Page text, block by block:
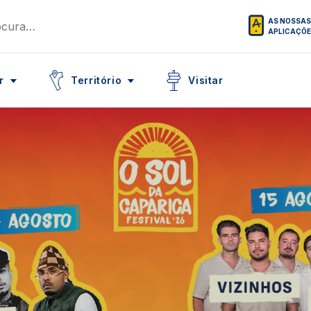
AS NOSSAS
Território
Icon Visitar
Icon